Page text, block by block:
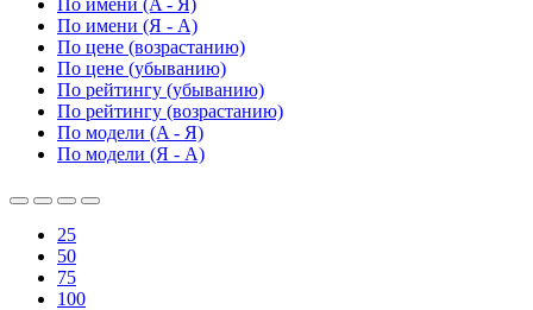
По имени (Я - A)
По цене (возрастанию)
По цене (убыванию)
По рейтингу (убыванию)
По рейтингу (возрастанию)
По модели (A - Я)
По модели (Я - A)
25
50
75
100